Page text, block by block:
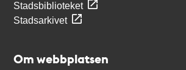
Stadsbiblioteket
Stadsarkivet
Om webbplatsen